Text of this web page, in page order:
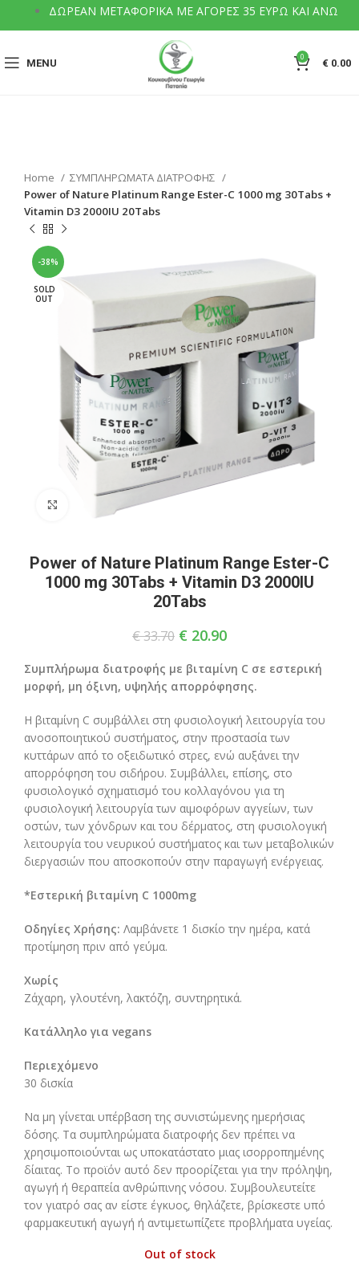
ΔΩΡΕΑΝ ΜΕΤΑΦΟΡΙΚΑ ΜΕ ΑΓΟΡΕΣ 35 ΕΥΡΩ ΚΑΙ ΑΝΩ
MENU 0 € 0.00
Home
ΣΥΜΠΛΗΡΩΜΑΤΑ ΔΙΑΤΡΟΦΗΣ
Power of Nature Platinum Range Ester-C 1000 mg 30Tabs +
Vitamin D3 2000IU 20Tabs
-38%
SOLD
OUT
Click to enlarge
Power of Nature Platinum Range Ester-C
1000 mg 30Tabs + Vitamin D3 2000IU
20Tabs
€33.70 € 20.90
Συμπλήρωμα διατροφής με βιταμίνη C σε εστερική
μορφή, μη όξινη, υψηλής απορρόφησης.
Η βιταμίνη C συμβάλλει στη φυσιολογική λειτουργία του
ανοσοποιητικού συστήματος, στην προστασία των
κυττάρων από το οξειδωτικό στρες, ενώ αυξάνει την
απορρόφηση του σιδήρου. Συμβάλλει, επίσης, στο
φυσιολογικό σχηματισμό του κολλαγόνου για τη
φυσιολογική λειτουργία των αιμοφόρων αγγείων, των
οστών, των χόνδρων και του δέρματος, στη φυσιολογική
λειτουργία του νευρικού συστήματος και των μεταβολικών
διεργασιών που αποσκοπούν στην παραγωγή ενέργειας.
*Εστερική βιταμίνη C 1000mg
Οδηγίες Χρήσης: Λαμβάνετε 1 δισκίο την ημέρα, κατά
προτίμηση πριν από γεύμα.
Χωρίς
Ζάχαρη, γλουτένη, λακτόζη, συντηρητικά.
Κατάλληλο για vegans
Περιεχόμενο
30 δισκία
Να μη γίνεται υπέρβαση της συνιστώμενης ημερήσιας
δόσης. Τα συμπληρώματα διατροφής δεν πρέπει να
χρησιμοποιούνται ως υποκατάστατο μιας ισορροπημένης
δίαιτας. Το προϊόν αυτό δεν προορίζεται για την πρόληψη,
αγωγή ή θεραπεία ανθρώπινης νόσου. Συμβουλευτείτε
τον γιατρό σας αν είστε έγκυος, θηλάζετε, βρίσκεστε υπό
φαρμακευτική αγωγή ή αντιμετωπίζετε προβλήματα υγείας.
Out of stock